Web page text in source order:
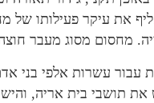
את עיקר פעילותו של
עבור עשרות אלפי בני
תושבי בית אריה,